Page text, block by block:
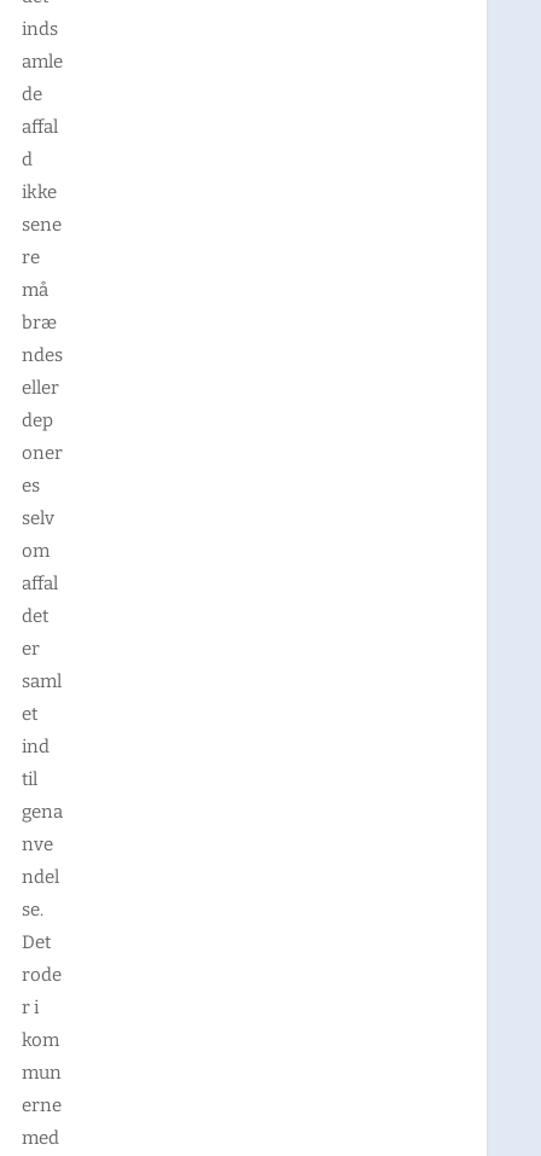
inds
amle
de
affal
d
ikke
sene
re
må
bræ
ndes
eller
dep
oner
es
selv
om
affal
det
er
saml
et
ind
til
gena
nve
ndel
se.
Det
rode
r i
kom
mun
erne
med